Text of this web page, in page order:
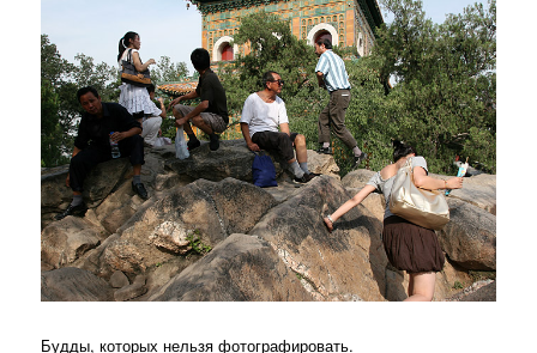
Будды, которых нельзя фотографировать.